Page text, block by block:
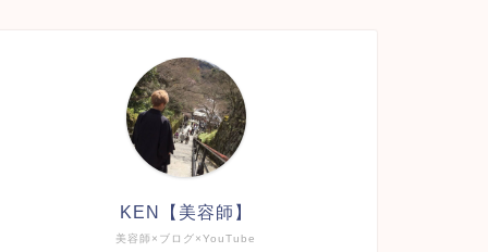
美容師×ブログ×YouTube
KEN【美容師】